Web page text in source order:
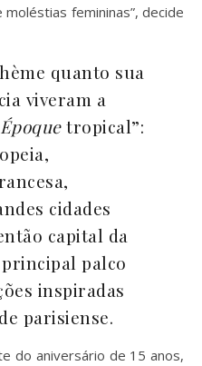
femininas”, decide
quanto sua
viveram a
tropical”:
cidades
capital da
palco
inspiradas
parisiense.
do aniversário de 15 anos,